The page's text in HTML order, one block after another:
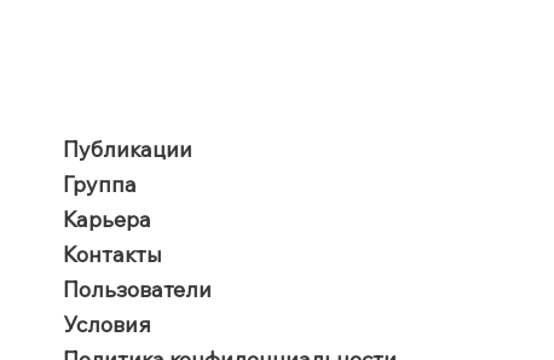
Публикации
Группа
Карьера
Контакты
Пользователи
​Условия